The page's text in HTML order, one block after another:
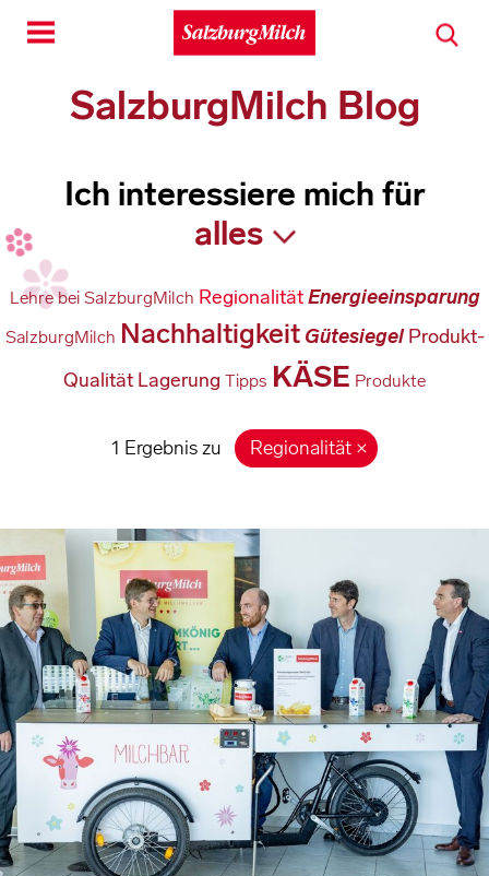
Toggle
navigation
SalzburgMilch Blog
Ich interessiere mich für
Lehre bei SalzburgMilch Regionalität Energieeinsparung
SalzburgMilch Nachhaltigkeit Gütesiegel Produkt-
Qualität Lagerung Tipps KÄSE Produkte
1 Ergebnis zu Regionalität ×